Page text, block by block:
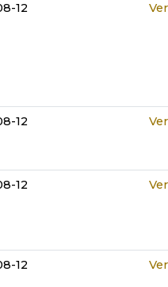
12 Ver
12 Ver
12 Ver
12 Ver